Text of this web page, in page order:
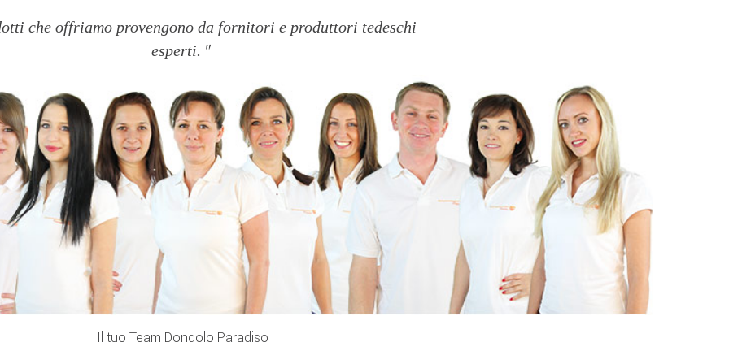
che offriamo provengono da fornitori e produttori tedeschi
esperti.
Il tuo Team Dondolo Paradiso